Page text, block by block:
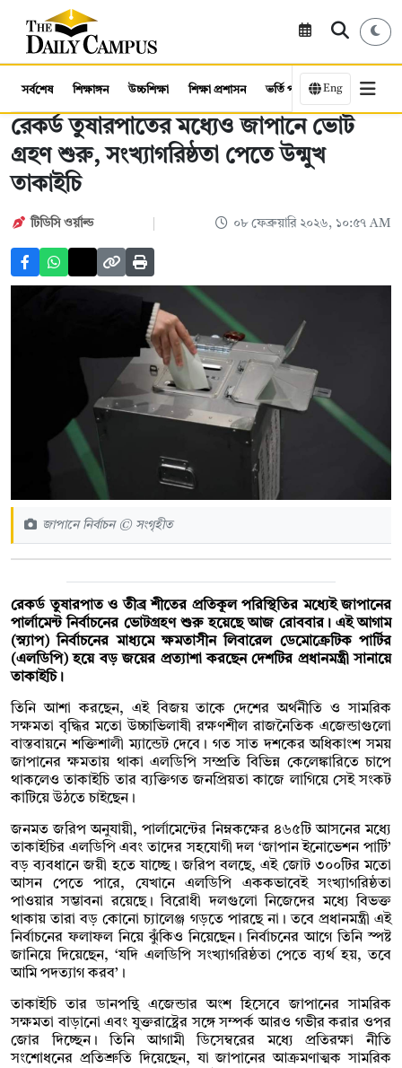
সর্বশেষ শিক্ষাঙ্গন উচ্চশিক্ষা শিক্ষা প্রশাসন ভর্তি পরীক্ষা কর্মসংস্থান
Eng
রেকর্ড তুষারপাতের মধ্যেও জাপানে ভোট
গ্রহণ শুরু, সংখ্যাগরিষ্ঠতা পেতে উন্মুখ
তাকাইচি
টিডিসি ওর্য়াল্ড ০৮ ফেব্রুয়ারি ২০২৬, ১০:৫৭ AM
জাপানে নির্বাচন © সংগৃহীত
রেকর্ড তুষারপাত ও তীব্র শীতের প্রতিকূল পরিস্থিতির মধ্যেই জাপানের
পার্লামেন্ট নির্বাচনের ভোটগ্রহণ শুরু হয়েছে আজ রোববার। এই আগাম
(স্ন্যাপ) নির্বাচনের মাধ্যমে ক্ষমতাসীন লিবারেল ডেমোক্রেটিক পার্টির
(এলডিপি) হয়ে বড় জয়ের প্রত্যাশা করছেন দেশটির প্রধানমন্ত্রী সানায়ে
তাকাইচি।
তিনি আশা করছেন, এই বিজয় তাকে দেশের অর্থনীতি ও সামরিক
সক্ষমতা বৃদ্ধির মতো উচ্চাভিলাষী রক্ষণশীল রাজনৈতিক এজেন্ডাগুলো
বাস্তবায়নে শক্তিশালী ম্যান্ডেট দেবে। গত সাত দশকের অধিকাংশ সময়
জাপানের ক্ষমতায় থাকা এলডিপি সম্প্রতি বিভিন্ন কেলেঙ্কারিতে চাপে
থাকলেও তাকাইচি তার ব্যক্তিগত জনপ্রিয়তা কাজে লাগিয়ে সেই সংকট
কাটিয়ে উঠতে চাইছেন।
জনমত জরিপ অনুযায়ী, পার্লামেন্টের নিম্নকক্ষের ৪৬৫টি আসনের মধ্যে
তাকাইচির এলডিপি এবং তাদের সহযোগী দল ‘জাপান ইনোভেশন পার্টি’
বড় ব্যবধানে জয়ী হতে যাচ্ছে। জরিপ বলছে, এই জোট ৩০০টির মতো
আসন পেতে পারে, যেখানে এলডিপি এককভাবেই সংখ্যাগরিষ্ঠতা
পাওয়ার সম্ভাবনা রয়েছে। বিরোধী দলগুলো নিজেদের মধ্যে বিভক্ত
থাকায় তারা বড় কোনো চ্যালেঞ্জ গড়তে পারছে না। তবে প্রধানমন্ত্রী এই
নির্বাচনের ফলাফল নিয়ে ঝুঁকিও নিয়েছেন। নির্বাচনের আগে তিনি স্পষ্ট
জানিয়ে দিয়েছেন, ‘যদি এলডিপি সংখ্যাগরিষ্ঠতা পেতে ব্যর্থ হয়, তবে
আমি পদত্যাগ করব’।
তাকাইচি তার ডানপন্থি এজেন্ডার অংশ হিসেবে জাপানের সামরিক
সক্ষমতা বাড়ানো এবং যুক্তরাষ্ট্রের সঙ্গে সম্পর্ক আরও গভীর করার ওপর
জোর দিচ্ছেন। তিনি আগামী ডিসেম্বরের মধ্যে প্রতিরক্ষা নীতি
সংশোধনের প্রতিশ্রুতি দিয়েছেন, যা জাপানের আক্রমণাত্মক সামরিক